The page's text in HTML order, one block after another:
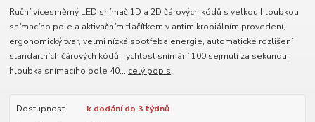
Ruční vícesměrný LED snímač 1D a 2D čárových kódů s velkou hloubkou
snímacího pole a aktivačním tlačítkem v antimikrobiálním provedení,
ergonomický tvar, velmi nízká spotřeba energie, automatické rozlišení
standartních čárových kódů, rychlost snímání 100 sejmutí za sekundu,
hloubka snímacího pole 40... celý popis
Dostupnost
k dodání do 3 týdnů